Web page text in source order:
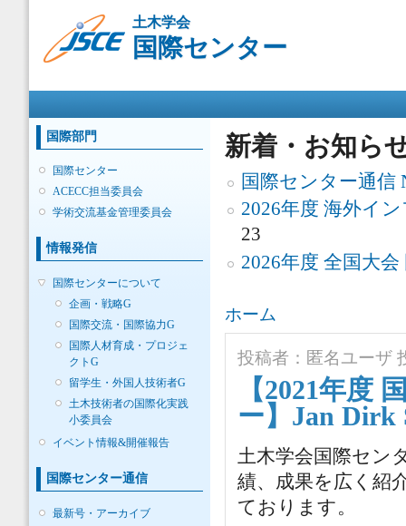
に
動
土木学会
国際センター
国際部門
国際センター
ACECC担当委員会
学術交流基金管理委員会
情報発信
国際センターについて
企画・戦略G
国際交流・国際協力G
国際人材育成・プロジェ
クトG
留学生・外国人技術者G
土木技術者の国際化実践
小委員会
イベント情報&開催報告
国際センター通信
最新号・アーカイブ
新着・お知ら
国際センター通信
2026年度 海外イ
23
2026年度 全国大
現在地
ホーム
投稿者： 匿名ユーザ
【2021年度
ー】Jan Dirk
土木学会国際セン
績、成果を広く紹
ております。